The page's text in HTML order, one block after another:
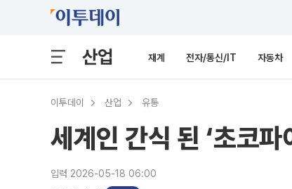
산업 재계 전자/통신/IT 자동차
이투데이 산업 유통
세계인 간식 된 ‘초코
입력 2026-05-18 06:00